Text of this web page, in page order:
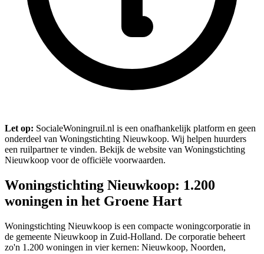
Let op: SocialeWoningruil.nl is een onafhankelijk platform en geen
onderdeel van Woningstichting Nieuwkoop. Wij helpen huurders
een ruilpartner te vinden. Bekijk de website van Woningstichting
Nieuwkoop voor de officiële voorwaarden.
Woningstichting Nieuwkoop: 1.200
woningen in het Groene Hart
Woningstichting Nieuwkoop is een compacte woningcorporatie in
de gemeente Nieuwkoop in Zuid-Holland. De corporatie beheert
zo'n 1.200 woningen in vier kernen: Nieuwkoop, Noorden,